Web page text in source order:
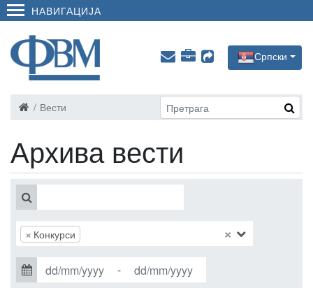
НАВИГАЦИЈА
Српски
Вести
Архива вести
×
× Конкурси
-